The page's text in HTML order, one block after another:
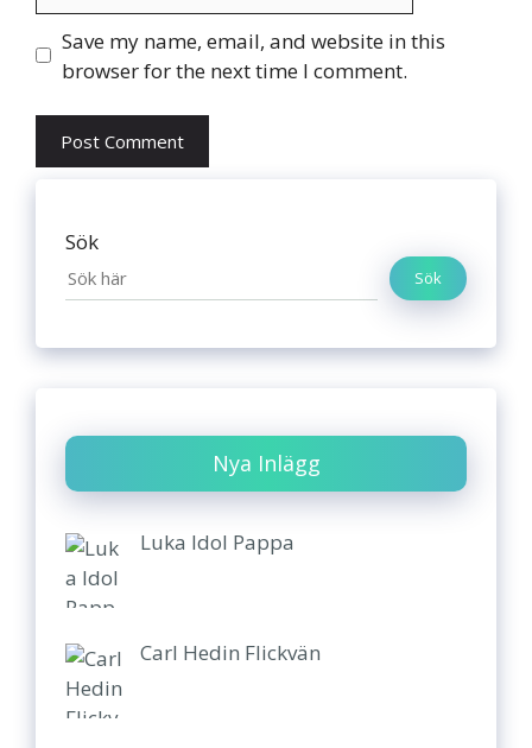
Website
Save my name, email, and website in this
browser for the next time I comment.
Sök
Sök
Nya Inlägg
Luka Idol Pappa
Carl Hedin Flickvän